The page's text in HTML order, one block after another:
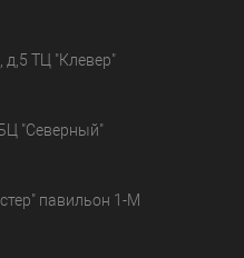
д,5 ТЦ "Клевер"
"Северный"
павильон 1-М